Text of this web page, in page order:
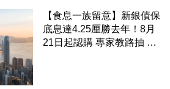
【食息一族留意】新銀債保
底息達4.25厘勝去年！8月
21日起認購 專家教路抽 20